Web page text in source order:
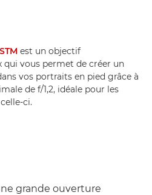
est un objectif
vous permet de créer un
vos portraits en pied grâce à
de f/1,2, idéale pour les
ci.
grande ouverture